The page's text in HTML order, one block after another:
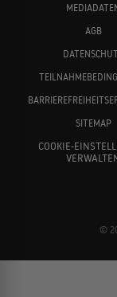
AGB
SITEMAP
COOKIE-
©